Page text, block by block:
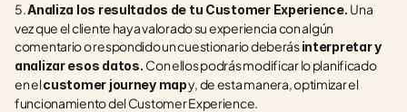
5. Analiza los resultados de tu Customer Experience. Una
vez que el cliente haya valorado su experiencia con algún
comentario o respondido un cuestionario deberás interpretar y
analizar esos datos. Con ellos podrás modificar lo planificado
en el customer journey map y, de esta manera, optimizar el
funcionamiento del Customer Experience.